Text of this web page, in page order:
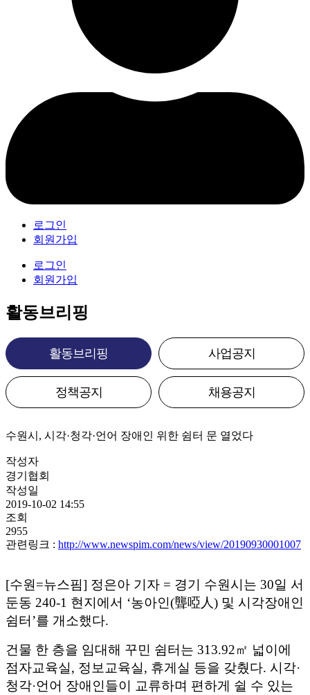
로그인
회원가입
로그인
회원가입
활동브리핑
활동브리핑 사업공지
정책공지 채용공지
수원시, 시각·청각·언어 장애인 위한 쉼터 문 열었다
작성자
경기협회
작성일
2019-10-02 14:55
조회
2955
관련링크 : http://www.newspim.com/news/view/20190930001007
[수원=뉴스핌] 정은아 기자 = 경기 수원시는 30일 서
둔동 240-1 현지에서 ‘농아인(聾啞人) 및 시각장애인
쉼터’를 개소했다.
건물 한 층을 임대해 꾸민 쉼터는 313.92㎡ 넓이에
점자교육실, 정보교육실, 휴게실 등을 갖췄다. 시각·
청각·언어 장애인들이 교류하며 편하게 쉴 수 있는